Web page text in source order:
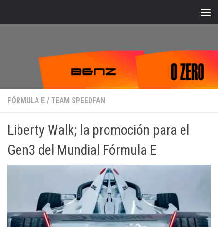
FÓRMULA E / TEAM SPEEDFAN
Liberty Walk; la promoción para el
Gen3 del Mundial Fórmula E